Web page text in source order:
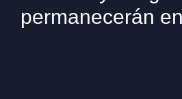
permanecerán